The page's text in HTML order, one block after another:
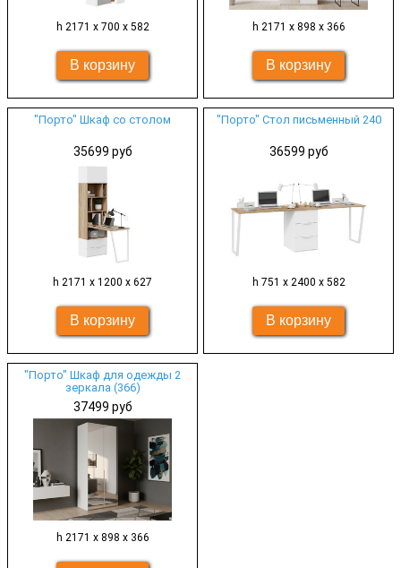
h 2171 х 700 х 582 h 2171 х 898 х 366
"Порто" Шкаф со столом
35699 руб
h 2171 х 1200 х 627
"Порто" Стол письменный 240
36599 руб
h 751 х 2400 х 582
"Порто" Шкаф для одежды 2
зеркала (366)
37499 руб
h 2171 х 898 х 366